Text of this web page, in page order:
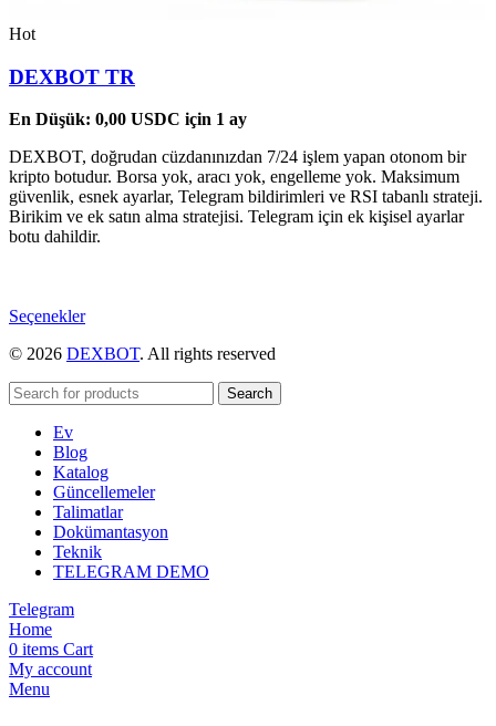
Hot
DEXBOT TR
En Düşük: 0,00 USDC için 1 ay
DEXBOT, doğrudan cüzdanınızdan 7/24 işlem yapan otonom bir
kripto botudur. Borsa yok, aracı yok, engelleme yok. Maksimum
güvenlik, esnek ayarlar, Telegram bildirimleri ve RSI tabanlı strateji.
Birikim ve ek satın alma stratejisi. Telegram için ek kişisel ayarlar
botu dahildir.
SeçeneklerBu
birden
varyasyonu
ürün
sayfasından
seçilebilir
© 2026 DEXBOT. All rights reserved
Search
Ev
Blog
Katalog
Güncellemeler
Talimatlar
Dokümantasyon
Teknik
TELEGRAM DEMO
Telegram
Home
0 items Cart
My account
Menu